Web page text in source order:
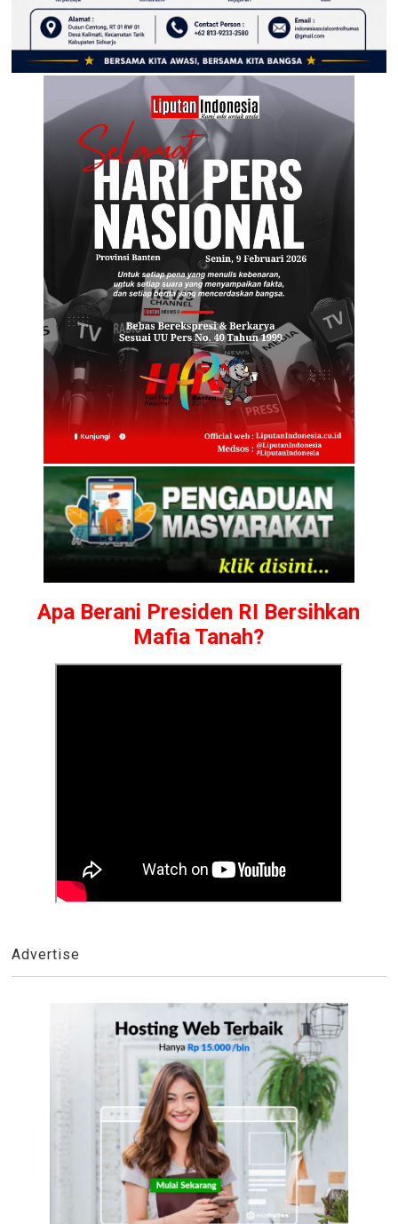
Apa Berani Presiden RI Bersihkan
Mafia Tanah?
Advertise